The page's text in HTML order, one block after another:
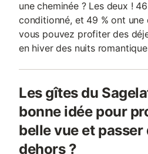
une cheminée ? Les deux !
conditionné, et 49 % ont une
vous pouvez profiter des
en hiver des nuits
Les gîtes du
bonne idée pour
belle vue et passer
dehors ?